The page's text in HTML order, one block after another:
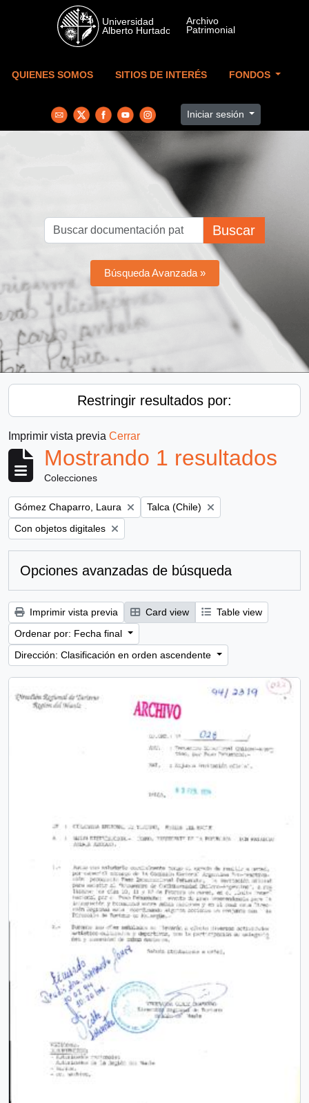
Skip to main content
QUIENES SOMOS SITIOS DE INTERÉS FONDOS
Iniciar sesión
Buscar
Búsqueda Avanzada »
Restringir resultados por:
Imprimir vista previa Cerrar
Mostrando 1 resultados
Colecciones
Remove filter:
Gómez Chaparro, Laura Remove filter:
Talca (Chile)
Remove filter:
Con objetos digitales
Opciones avanzadas de búsqueda
Imprimir vista previa Card view
Table view
Ordenar por: Fecha final
Dirección: Clasificación en orden ascendente